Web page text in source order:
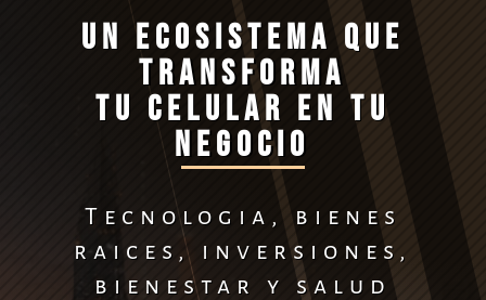
Un ecosistema que
transforma
tu celular en tu
negocio
Tecnologia, bienes
raices, inversiones,
bienestar y salud